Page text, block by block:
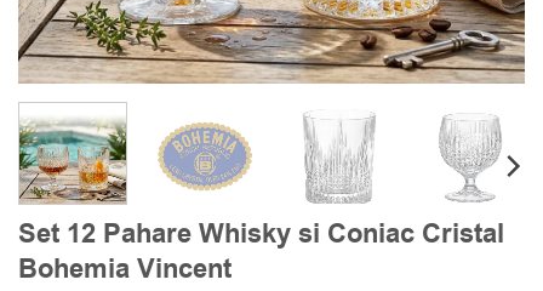
Set 12 Pahare Whisky si Coniac Cristal
Bohemia Vincent